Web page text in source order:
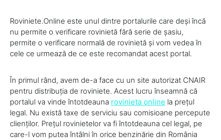
Roviniete.Online este unul dintre portalurile care deși încă
nu permite o verificare rovinietă fără serie de șasiu,
permite o verificare normală de rovinietă și vom vedea în
cele ce urmează de ce este recomandat acest portal.
În primul rând, avem de-a face cu un site autorizat CNAIR
pentru distribuția de roviniete. Acest lucru înseamnă că
portalul va vinde întotdeauna rovinieta online la prețul
legal. Nu există taxe de serviciu sau comisioane percepute
clienților. Prețul rovinietelor va fi întotdeauna cel legal, pe
care-l vom putea întâlni în orice benzinărie din România